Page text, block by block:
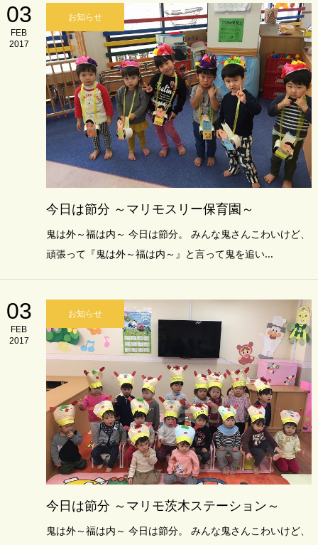
03
FEB
2017
お知らせ
今日は節分 ～マリモスリー保育園～
鬼は外～福は内～ 今日は節分。 みんな鬼さんこわいけど、
頑張って『鬼は外～福は内～』と言って鬼を追い...
03
FEB
2017
お知らせ
今日は節分 ～マリモ茨木ステーション～
鬼は外～福は内～ 今日は節分。 みんな鬼さんこわいけど、